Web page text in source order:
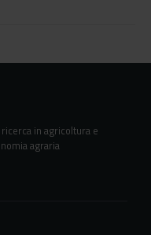
in agricoltura e
agraria